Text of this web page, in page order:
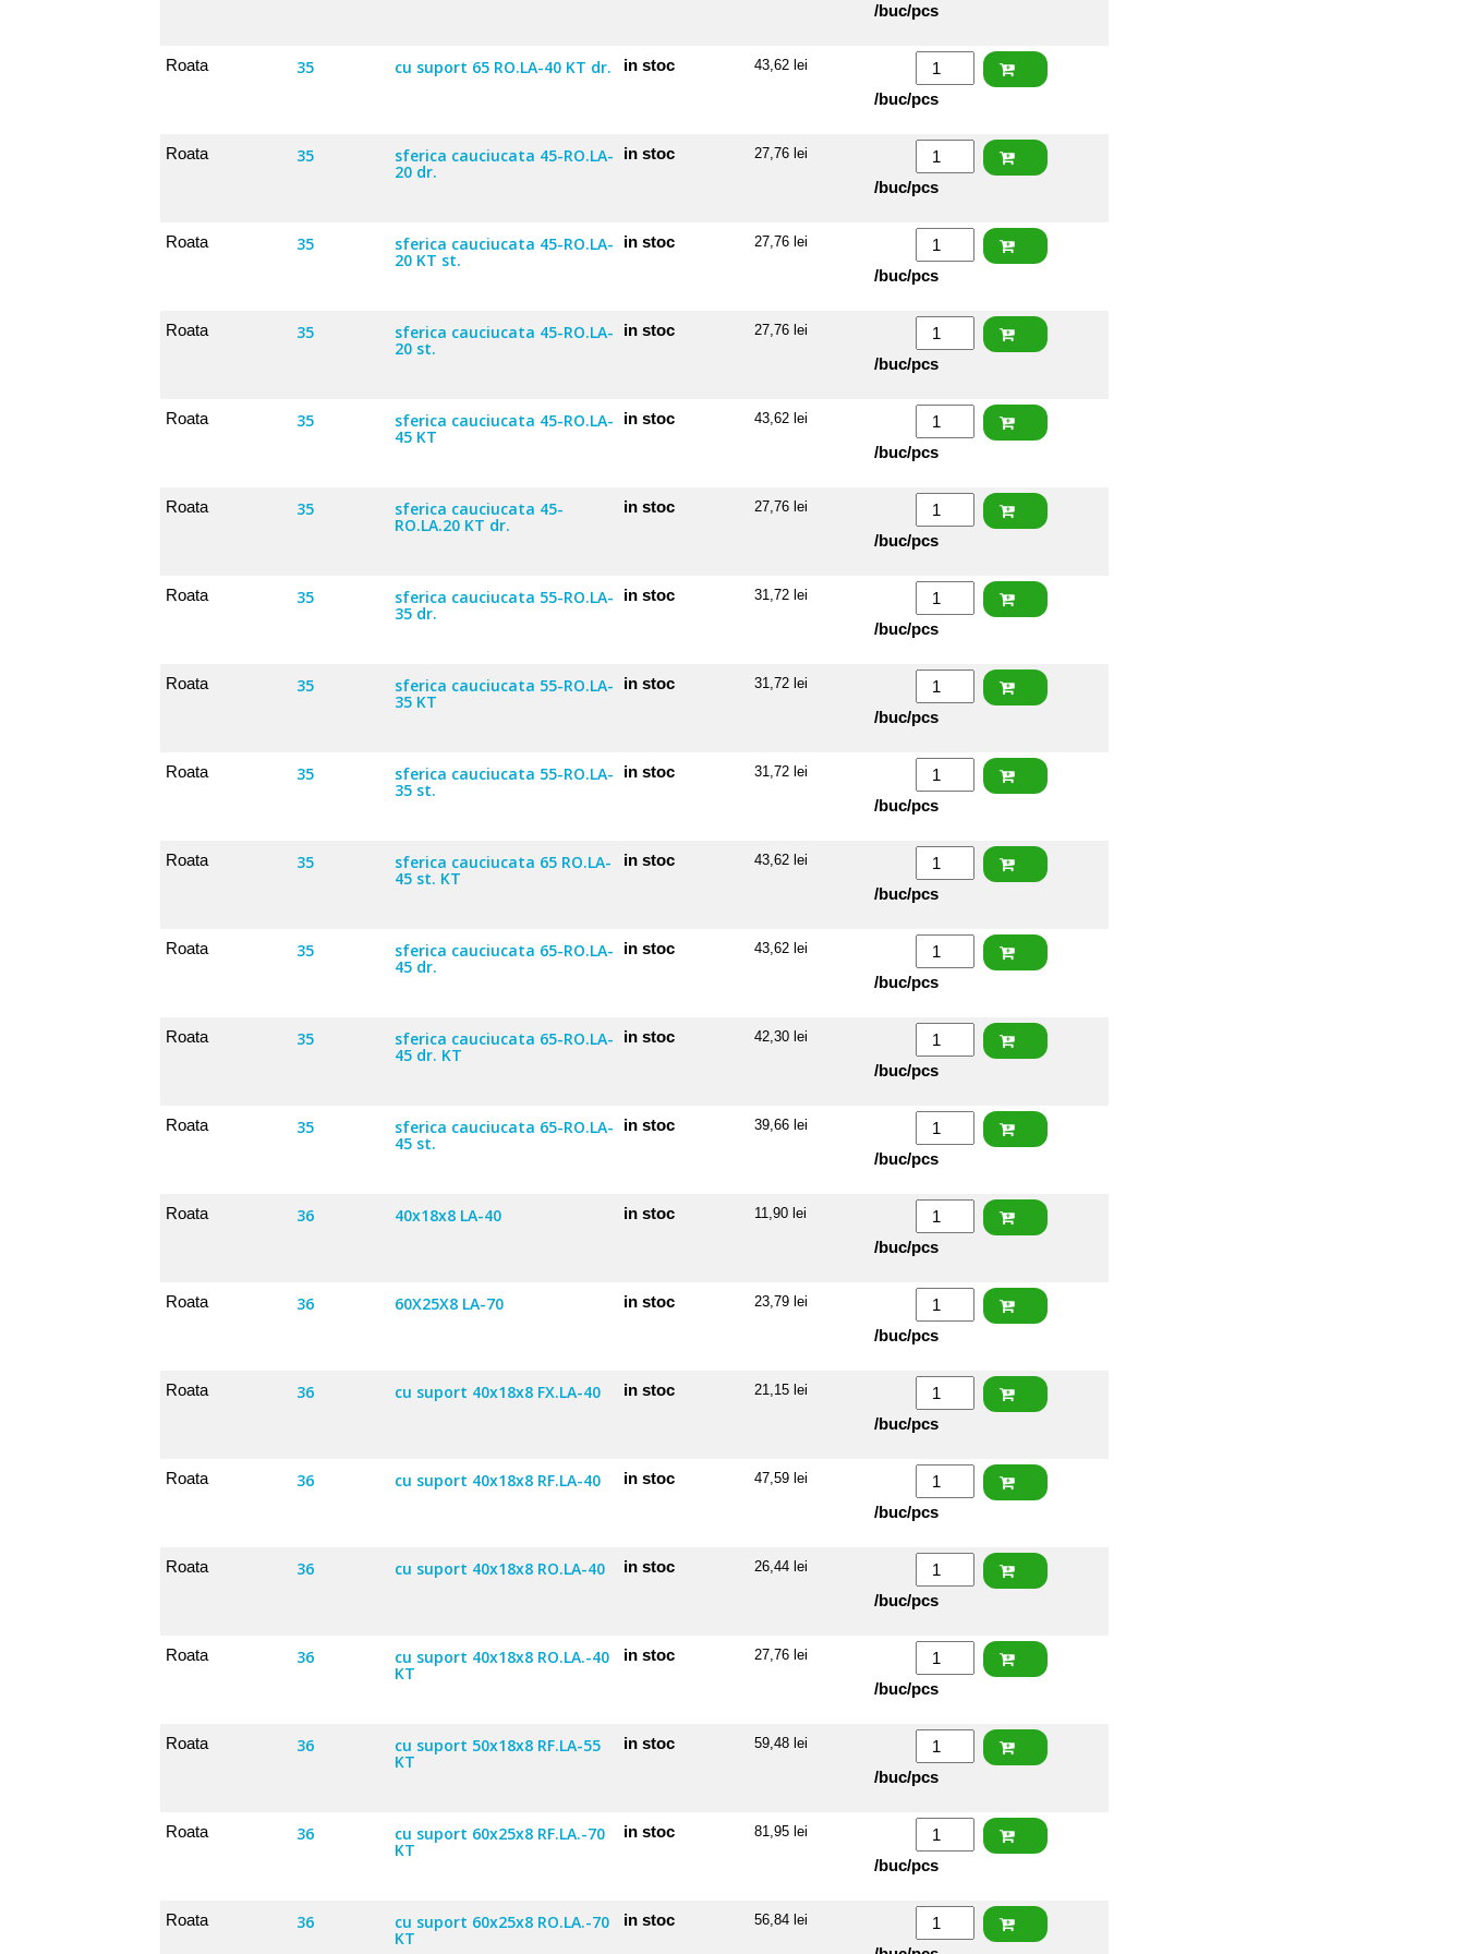
60x42
RO.LA-
suport
75x48
RF.LA-
/buc/pcs
Roata 35 cu suport 65 RO.LA-40 KT dr. in stoc 43,62 lei
Cantitate
Roata
suport
RO.LA-
KT
/buc/pcs
Roata 35 sferica cauciucata 45-RO.LA-
20 dr.
in stoc 27,76 lei
Cantitate
Roata
sferica
cauciucata
RO.LA-
dr.
/buc/pcs
Roata 35 sferica cauciucata 45-RO.LA-
20 KT st.
in stoc 27,76 lei
Cantitate
Roata
sferica
cauciucata
RO.LA-
KT
/buc/pcs
Roata 35 sferica cauciucata 45-RO.LA-
20 st.
in stoc 27,76 lei
Cantitate
Roata
sferica
cauciucata
RO.LA-
st.
/buc/pcs
Roata 35 sferica cauciucata 45-RO.LA-
45 KT
in stoc 43,62 lei
Cantitate
Roata
sferica
cauciucata
RO.LA-
KT
/buc/pcs
Roata 35 sferica cauciucata 45-
RO.LA.20 KT dr.
in stoc 27,76 lei
Cantitate
Roata
sferica
cauciucata
RO.LA.20
dr.
/buc/pcs
Roata 35 sferica cauciucata 55-RO.LA-
35 dr.
in stoc 31,72 lei
Cantitate
Roata
sferica
cauciucata
RO.LA-
dr.
/buc/pcs
Roata 35 sferica cauciucata 55-RO.LA-
35 KT
in stoc 31,72 lei
Cantitate
Roata
sferica
cauciucata
RO.LA-
KT
/buc/pcs
Roata 35 sferica cauciucata 55-RO.LA-
35 st.
in stoc 31,72 lei
Cantitate
Roata
sferica
cauciucata
RO.LA-
st.
/buc/pcs
Roata 35 sferica cauciucata 65 RO.LA-
45 st. KT
in stoc 43,62 lei
Cantitate
Roata
sferica
cauciucata
RO.LA-
st.
/buc/pcs
Roata 35 sferica cauciucata 65-RO.LA-
45 dr.
in stoc 43,62 lei
Cantitate
Roata
sferica
cauciucata
RO.LA-
dr.
/buc/pcs
Roata 35 sferica cauciucata 65-RO.LA-
45 dr. KT
in stoc 42,30 lei
Cantitate
Roata
sferica
cauciucata
RO.LA-
dr.
/buc/pcs
Roata 35 sferica cauciucata 65-RO.LA-
45 st.
in stoc 39,66 lei
Cantitate
Roata
sferica
cauciucata
RO.LA-
st.
/buc/pcs
Roata 36 40x18x8 LA-40 in stoc 11,90 lei
Cantitate
Roata
40x18x8
/buc/pcs
Roata 36 60X25X8 LA-70 in stoc 23,79 lei
Cantitate
Roata
60X25X8
/buc/pcs
Roata 36 cu suport 40x18x8 FX.LA-40 in stoc 21,15 lei
Cantitate
Roata
suport
40x18x8
FX.LA-
/buc/pcs
Roata 36 cu suport 40x18x8 RF.LA-40 in stoc 47,59 lei
Cantitate
Roata
suport
40x18x8
RF.LA-
/buc/pcs
Roata 36 cu suport 40x18x8 RO.LA-40 in stoc 26,44 lei
Cantitate
Roata
suport
40x18x8
RO.LA-
/buc/pcs
Roata 36 cu suport 40x18x8 RO.LA.-40
KT
in stoc 27,76 lei
Cantitate
Roata
suport
40x18x8
RO.LA.-40
/buc/pcs
Roata 36 cu suport 50x18x8 RF.LA-55
KT
in stoc 59,48 lei
Cantitate
Roata
suport
50x18x8
RF.LA-
/buc/pcs
Roata 36 cu suport 60x25x8 RF.LA.-70
KT
in stoc 81,95 lei
Cantitate
Roata
suport
/buc/pcs
Roata 36 cu suport 60x25x8 RO.LA.-70
KT
in stoc 56,84 lei
Cantitate
Roata